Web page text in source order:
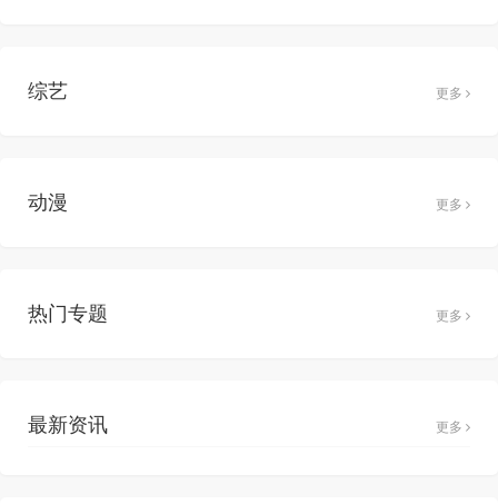
综艺 更多
动漫 更多
热门专题 更多
最新资讯 更多